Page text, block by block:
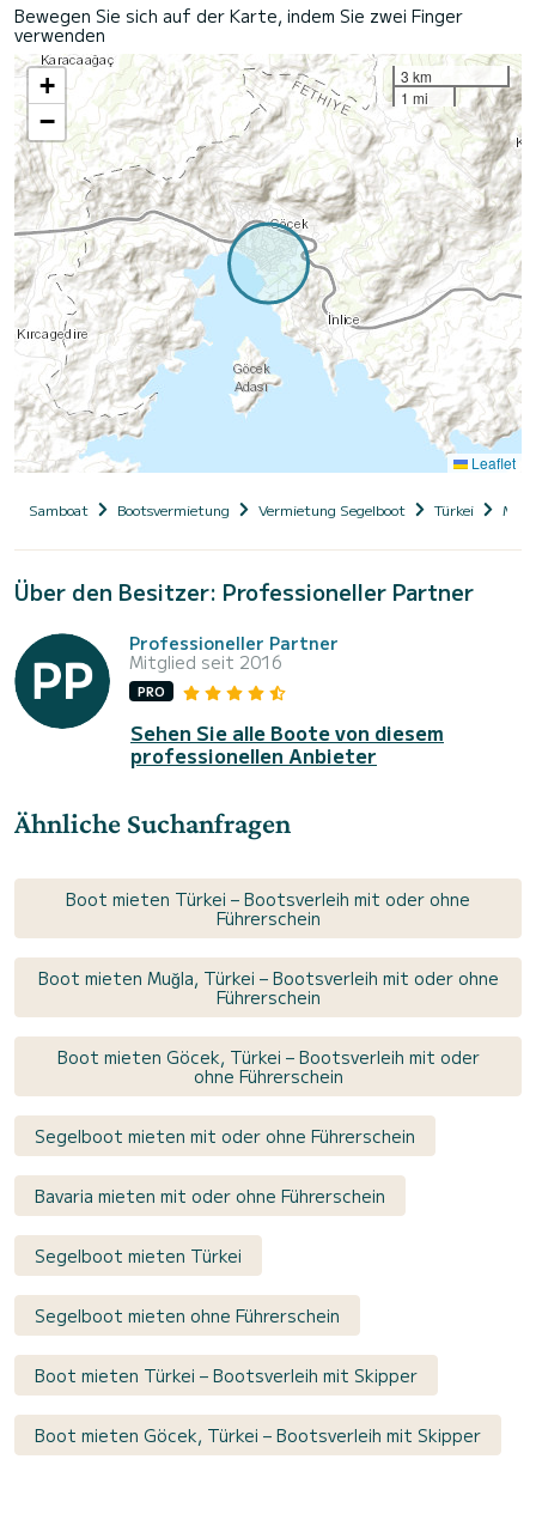
Bewegen Sie sich auf der Karte, indem Sie zwei Finger
verwenden
+
−
3 km
1 mi
Leaflet
Samboat Bootsvermietung Vermietung Segelboot Türkei
Über den Besitzer: Professioneller Partner
Professioneller Partner
Mitglied seit 2016
PRO
Sehen Sie alle Boote von diesem
professionellen Anbieter
Ähnliche Suchanfragen
Boot mieten Türkei – Bootsverleih mit oder ohne
Führerschein
Boot mieten Muğla, Türkei – Bootsverleih mit oder ohne
Führerschein
Boot mieten Göcek, Türkei – Bootsverleih mit oder
ohne Führerschein
Segelboot mieten mit oder ohne Führerschein
Bavaria mieten mit oder ohne Führerschein
Segelboot mieten Türkei
Segelboot mieten ohne Führerschein
Boot mieten Türkei – Bootsverleih mit Skipper
Boot mieten Göcek, Türkei – Bootsverleih mit Skipper